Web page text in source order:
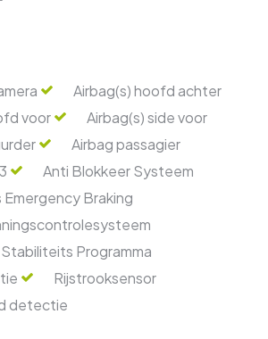
Airbag(s) hoofd achter
voor
Airbag(s) side voor
Airbag passagier
Anti Blokkeer Systeem
Braking
Programma
Rijstrooksensor
detectie